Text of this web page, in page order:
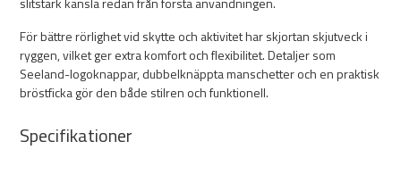
För bättre rörlighet vid skytte och aktivitet har skjortan skjutveck i
ryggen, vilket ger extra komfort och flexibilitet. Detaljer som
Seeland-logoknappar, dubbelknäppta manschetter och en praktisk
bröstficka gör den både stilren och funktionell.
Specifikationer